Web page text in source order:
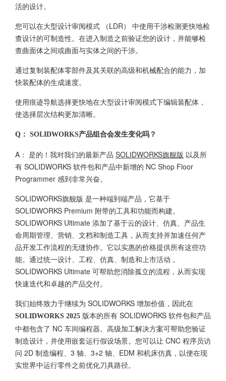
活的设计。
您可以在大型设计审阅模式 （LDR） 中使用干涉检测更快地检
查设计的可制造性。在进入制造之前验证您的设计，并能够检
查曲面体之间或曲面与实体之间的干涉。
通过复制装配体零部件及其关联的高级和机械配合的能力，加
快装配体的生成速度。
使用痕迹导航选择更快地在大型设计审阅模式下编辑装配体，
使选择层次结构更加清晰。
Q： SOLIDWORKS产品组合会发生变化吗？
A： 是的！我对我们的最新产品 SOLIDWORKS旗舰版 以及所
有 SOLIDWORKS 软件包和产品中新增的 NC Shop Floor
Programmer 感到非常兴奋。
SOLIDWORKS旗舰版 是一种端到端产品，它基于
SOLIDWORKS Premium 附带的工具和功能而构建。
SOLIDWORKS Ultimate 添加了基于云的设计、仿真、产品生
命周期管理、营销、文档和制造工具，从而支持并加速任何产
品开发工作流程的无缝协作。它以实惠的价格提供所有这些功
能。通过统一设计、工程、仿真、制造和上市活动，
SOLIDWORKS Ultimate 可帮助您消除孤立的流程，从而实现
快速迭代和卓越的产品交付。
我们始终致力于继续为 SOLIDWORKS 增加价值，因此在
SOLIDWORKS 2025 版本的所有 SOLIDWORKS 软件包和产品
中都包含了 NC 车间编程器。高级加工解决方案可帮助您验证
制造设计，并使用嵌套运行假设场景。您可以让 CNC 程序员访
问 2D 制造编程、3 轴、3+2 轴、EDM 和机床仿真，以便在现
实世界中运行零件之前优化刀具路径。